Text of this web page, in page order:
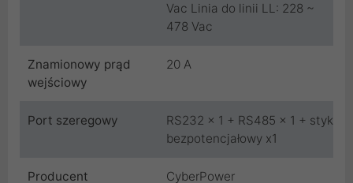
Vac Linia do linii LL: 228 ~
478 Vac
Znamionowy prąd
wejściowy
20 A
Port szeregowy
RS232 x 1 + RS485 x 1 + styk
bezpotencjałowy x1
Producent CyberPower